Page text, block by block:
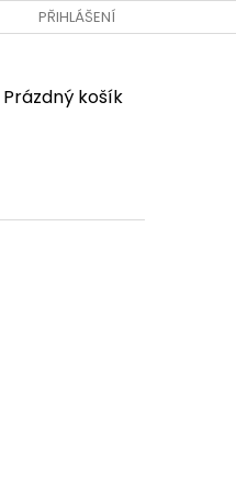
OBCHODNÍ PODMÍNKY
PŘIHLÁŠENÍ
NÁKUPNÍ
Prázdný košík